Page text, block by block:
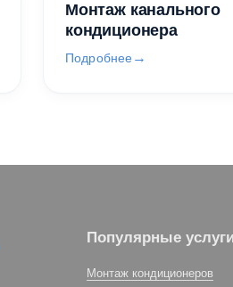
Монтаж канального
кондиционера
Подробнее
Популярные
Монтаж кондиционеров